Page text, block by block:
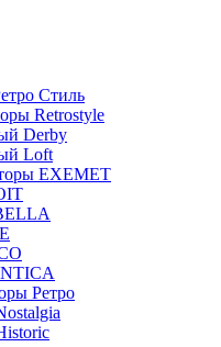
Стиль
Retrostyle
Derby
Loft
EXEMET
Ретро